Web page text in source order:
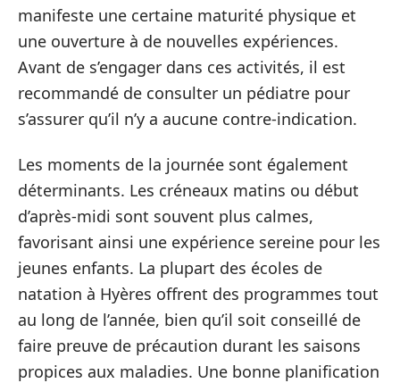
manifeste une certaine maturité physique et
une ouverture à de nouvelles expériences.
Avant de s’engager dans ces activités, il est
recommandé de consulter un pédiatre pour
s’assurer qu’il n’y a aucune contre-indication.
Les moments de la journée sont également
déterminants. Les créneaux matins ou début
d’après-midi sont souvent plus calmes,
favorisant ainsi une expérience sereine pour les
jeunes enfants. La plupart des écoles de
natation à Hyères offrent des programmes tout
au long de l’année, bien qu’il soit conseillé de
faire preuve de précaution durant les saisons
propices aux maladies. Une bonne planification